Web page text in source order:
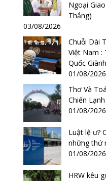
Ngoại
Thắng)
03/08/2026
Chuỗi Dài
Việt Nam :
Quốc
01/08/2026
Thơ Và
Chiến
01/08/2026
Luật lệ ư?
những thứ
01/08/2026
HRW kêu